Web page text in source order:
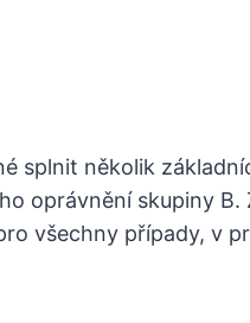
splnit několik
oprávnění skupiny B.
všechny případy, v